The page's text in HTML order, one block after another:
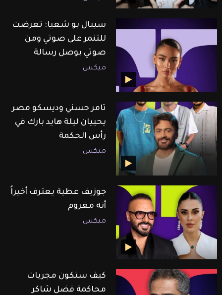
سيبال بو شعيا: تعرضت
للتنمر على صوتي ومن
صوتي بوصل رسالة
ميكس
تامر حسني وديسكو مصر
يحييان ليلة هايد بارك في
رأس الحكمة
ميكس
جوزيف عطية يعترف أخيراً
أنه مغروم
ميكس
كيف ستكون مجريات
محاكمة فضل شاكر